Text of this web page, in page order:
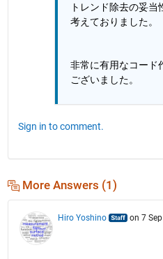
トレンド除去の妥
考えておりました。
非常に有用なコード
ございました。
Sign in to comment.
More Answers (1)
Hiro Yoshino on 7